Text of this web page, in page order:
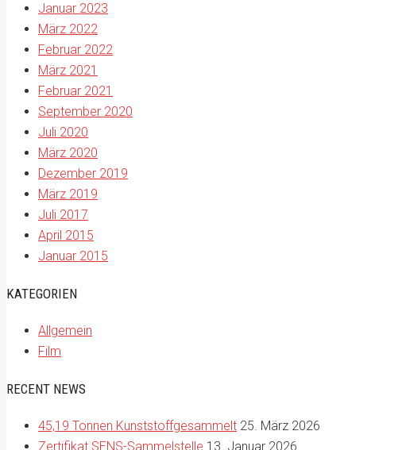
Januar 2023
März 2022
Februar 2022
März 2021
Februar 2021
September 2020
Juli 2020
März 2020
Dezember 2019
März 2019
Juli 2017
April 2015
Januar 2015
KATEGORIEN
Allgemein
Film
RECENT NEWS
45,19 Tonnen Kunststoffgesammelt 25. März 2026
Zertifikat SENS-Sammelstelle 13. Januar 2026